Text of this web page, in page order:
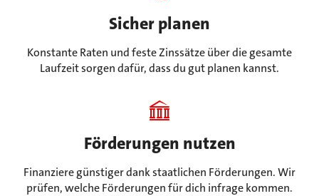
Sicher planen
Konstante Raten und feste Zinssätze über die gesamte
Laufzeit sorgen dafür, dass du gut planen kannst.
Förderungen nutzen
Finanziere günstiger dank staatlichen Förderungen. Wir
prüfen, welche Förderungen für dich infrage kommen.